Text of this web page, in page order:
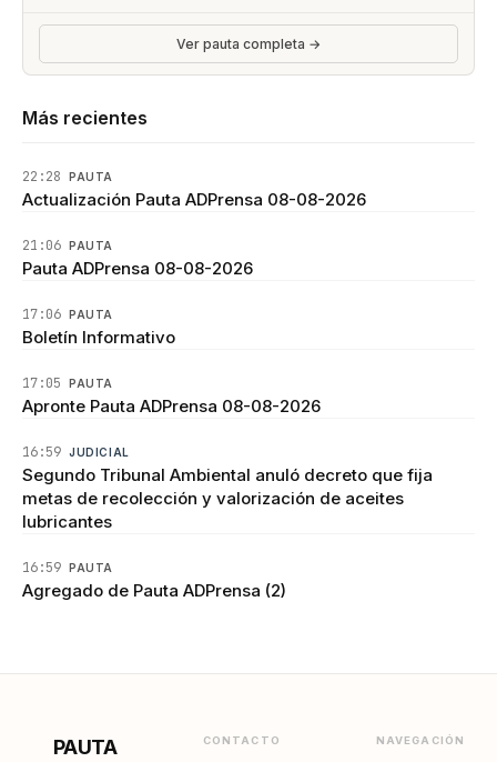
Ver pauta completa →
Más recientes
22:28 PAUTA
Actualización Pauta ADPrensa 08-08-2026
21:06 PAUTA
Pauta ADPrensa 08-08-2026
17:06 PAUTA
Boletín Informativo
17:05 PAUTA
Apronte Pauta ADPrensa 08-08-2026
16:59 JUDICIAL
Segundo Tribunal Ambiental anuló decreto que fija
metas de recolección y valorización de aceites
lubricantes
16:59 PAUTA
Agregado de Pauta ADPrensa (2)
PAUTA CONTACTO NAVEGACIÓN